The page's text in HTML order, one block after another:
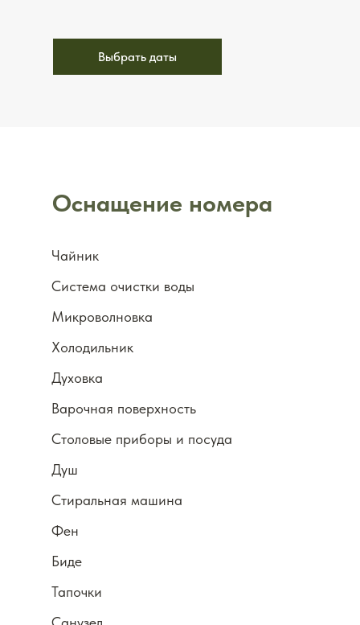
Выбрать даты
Оснащение номера
Чайник
Система очистки воды
Микроволновка
Холодильник
Стиральная машина
Фен
Биде
Тапочки
Духовка
Варочная поверхность
Столовые приборы и посуда
Душ